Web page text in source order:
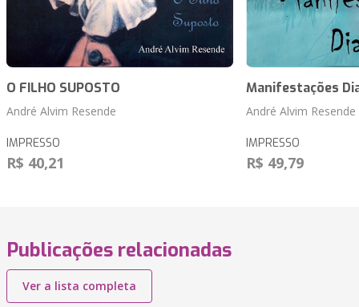
O FILHO SUPOSTO
André Alvim Resende
IMPRESSO
R$ 40,21
Manifestações
André Alvim Resende
IMPRESSO
R$ 49,79
Publicações relacionadas
Ver a lista completa